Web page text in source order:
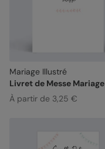
Mariage Illustré
Livret de Messe Mariage
À partir de 3,25 €